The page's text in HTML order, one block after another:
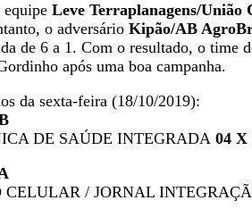
Leve Terraplanagens/União
o adversário Kipão/AB
de 6 a 1. Com o resultado, o
após uma boa campanha.
da sexta-feira (18/10/2019):
DE SAÚDE INTEGRADA 04 X
CELULAR / JORNAL